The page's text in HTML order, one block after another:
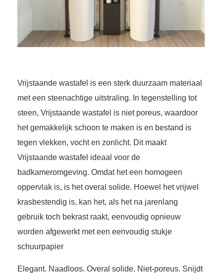
Vrijstaande wastafel is een sterk duurzaam materiaal
met een steenachtige uitstraling. In tegenstelling tot
steen, Vrijstaande wastafel is niet poreus, waardoor
het gemakkelijk schoon te maken is en bestand is
tegen vlekken, vocht en zonlicht. Dit maakt
Vrijstaande wastafel ideaal voor de
badkameromgeving. Omdat het een homogeen
oppervlak is, is het overal solide. Hoewel het vrijwel
krasbestendig is, kan het, als het na jarenlang
gebruik toch bekrast raakt, eenvoudig opnieuw
worden afgewerkt met een eenvoudig stukje
schuurpapier
Elegant. Naadloos. Overal solide. Niet-poreus. Snijdt